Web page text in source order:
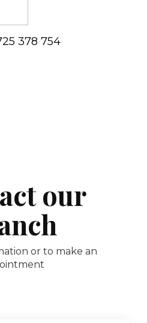
378 754
our
or to make an